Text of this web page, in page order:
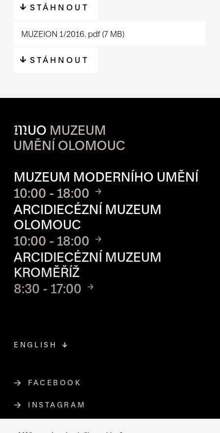
STÁHNOUT
MUZEION 1/2016. pdf (7 MB)
STÁHNOUT
MUO MUZEUM
UMĚNÍ OLOMOUC
MUZEUM MODERNÍHO UMĚNÍ
10:00 - 18:00
ARCIDIECÉZNÍ MUZEUM
OLOMOUC
10:00 - 18:00
ARCIDIECÉZNÍ MUZEUM
KROMĚŘÍŽ
8:30 - 17:00
FACEBOOKODKAZ SE OTEVŘE NA NOVÉ
INSTAGRAMODKAZ SE OTEVŘE NA NOVÉ
ENGLISH